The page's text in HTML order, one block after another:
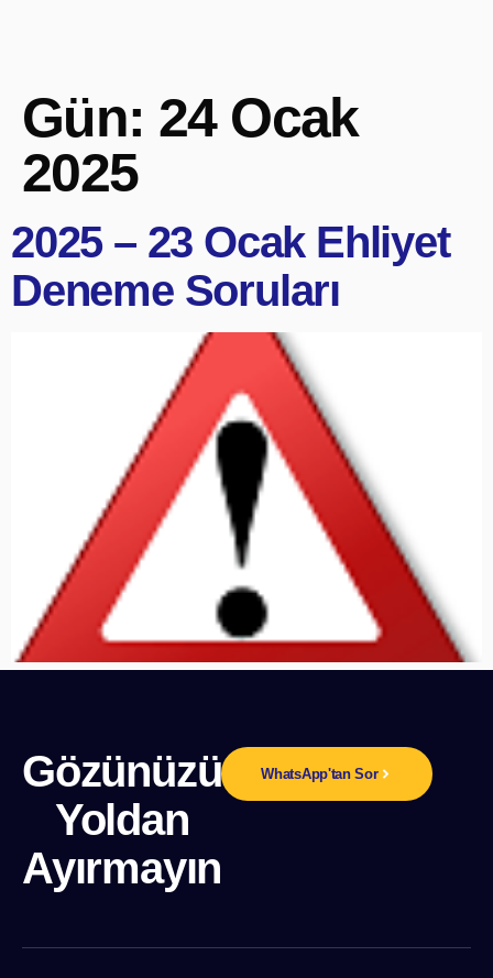
Gün: 24 Ocak
2025
2025 – 23 Ocak Ehliyet
Deneme Soruları
Gözünüzü
Yoldan
Ayırmayın
WhatsApp'tan Sor